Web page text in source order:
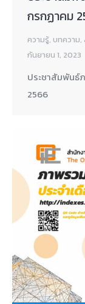
กรกฏาคม
ความรู้, บทความ,
กันยายน 1, 2023
ประชาสัมพันธ์
2566